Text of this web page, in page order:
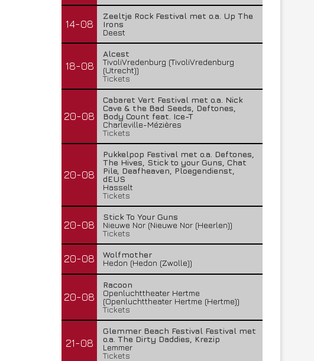
14-08
Zeeltje Rock Festival met o.a. Up The
Irons
Deest
18-08
Alcest
TivoliVredenburg (TivoliVredenburg
(Utrecht))
Tickets
20-08
Cabaret Vert Festival met o.a. Nick
Cave & the Bad Seeds, Deftones,
Body Count feat. Ice-T
Charleville-Mézières
Tickets
20-08
Pukkelpop Festival met o.a. Deftones,
The Hives, Stick to your Guns, Chat
Pile, Deafheaven, Ploegendienst,
dEUS
Hasselt
Tickets
20-08
Stick To Your Guns
Nieuwe Nor (Nieuwe Nor (Heerlen))
Tickets
20-08
Wolfmother
Hedon (Hedon (Zwolle))
20-08
Racoon
Openluchttheater Hertme
(Openluchttheater Hertme (Hertme))
Tickets
21-08
Glemmer Beach Festival Festival met
o.a. The Dirty Daddies, Krezip
Lemmer
Tickets